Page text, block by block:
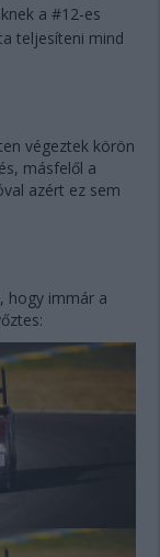
a #12-es
teljesíteni mind
végeztek körön
másfelől a
azért ez sem
hogy immár a